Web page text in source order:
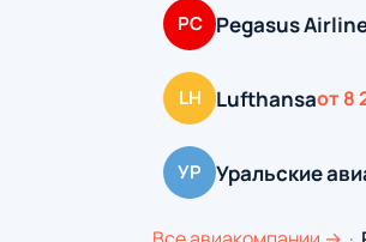
PC Pegasus
LH Lufthansaот 8
УР Уральские